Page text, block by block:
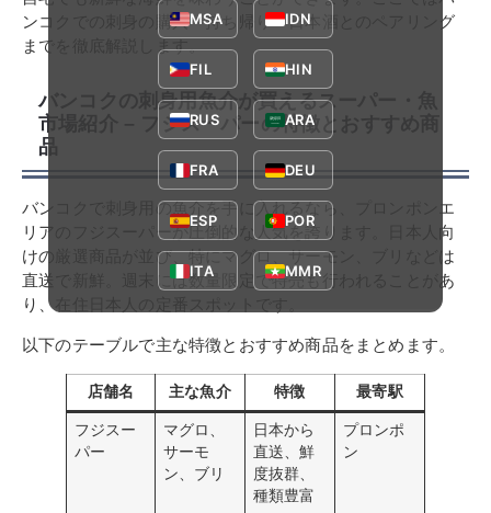
ンコクでの刺身の購入・持ち帰り・日本酒とのペアリング
までを徹底解説します。
バンコクの刺身用魚介が買えるスーパー・魚
市場紹介 – フジスーパーの特徴とおすすめ商
品
バンコクで刺身用の魚介を手に入れるなら、プロンポンエ
リアのフジスーパーが圧倒的な人気を誇ります。日本人向
けの厳選商品が並び、特にマグロ、サーモン、ブリなどは
直送で新鮮。週末には数量限定で特売も行われることがあ
り、在住日本人の定番スポットです。
以下のテーブルで主な特徴とおすすめ商品をまとめます。
店舗名 主な魚介 特徴 最寄駅
フジスー
パー
マグロ、
サーモ
ン、ブリ
日本から
直送、鮮
度抜群、
種類豊富
プロンポ
ン
MSA IDN
FIL HIN
RUS ARA
FRA DEU
ESP POR
ITA MMR